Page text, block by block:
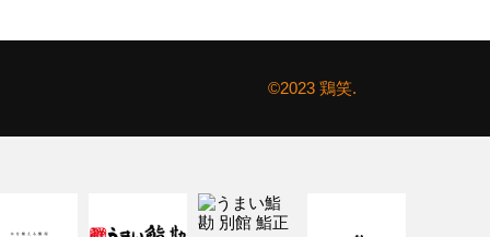
©2023 鶏笑.